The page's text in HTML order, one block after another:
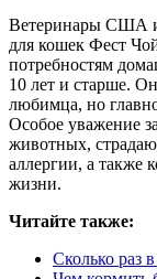
Ветеринары США и
для кошек Фест
потребностям
10 лет и старше.
любимца, но
Особое уважение
животных,
аллергии, а также
жизни.
Читайте также:
Сколько раз